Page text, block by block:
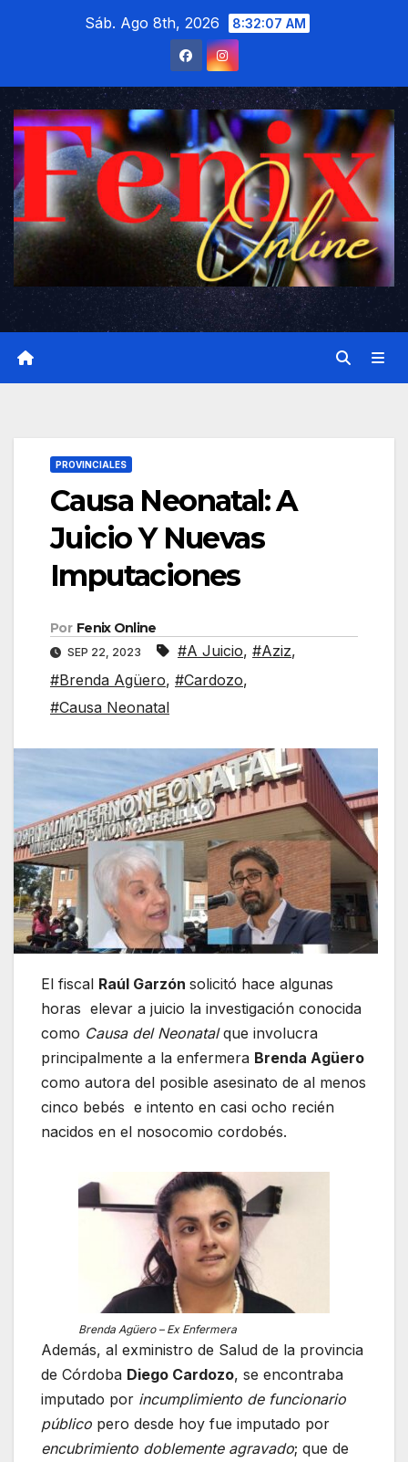
Sáb. Ago 8th, 2026 8:32:08 AM
PROVINCIALES
Causa Neonatal: A
Juicio Y Nuevas
Imputaciones
Por Fenix Online
SEP 22, 2023 #A Juicio, #Aziz,
#Brenda Agüero, #Cardozo,
#Causa Neonatal
El fiscal Raúl Garzón solicitó hace algunas
horas elevar a juicio la investigación conocida
como Causa del Neonatalque involucra
principalmente a la enfermera Brenda Agüero
como autora del posible asesinato de al menos
cinco bebés e intento en casi ocho recién
nacidos en el nosocomio cordobés.
Brenda Agüero – Ex Enfermera
Además, al exministro de Salud de la provincia
de Córdoba Diego Cardozo, se encontraba
imputado por incumplimiento de funcionario
público pero desde hoy fue imputado por
encubrimiento doblemente agravado; que de